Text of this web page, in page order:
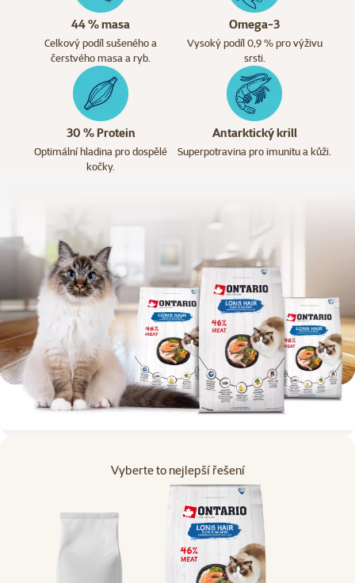
44 % masa
Celkový podíl sušeného a
čerstvého masa a ryb.
Omega-3
Vysoký podíl 0,9 % pro výživu
srsti.
30 % Protein
Optimální hladina pro dospělé
kočky.
Antarktický krill
Superpotravina pro imunitu a kůži.
Vyberte to nejlepší řešení